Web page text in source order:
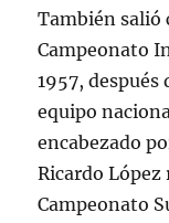
También salió
Campeonato
1957,
equipo
encabezado
Ricardo
Campeonato